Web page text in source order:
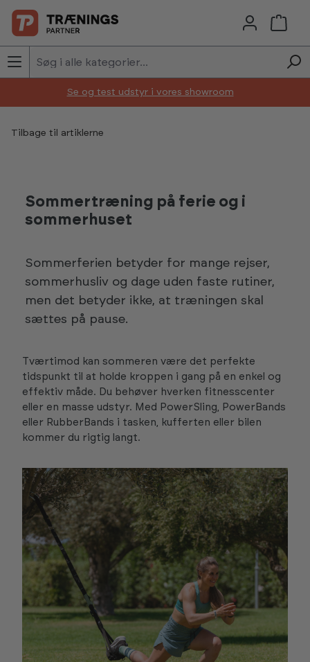
Skip to main content
Se og test udstyr i vores showroom
Tilbage til artiklerne
Sommertræning på ferie og i
sommerhuset
Sommerferien betyder for mange rejser,
sommerhusliv og dage uden faste rutiner,
men det betyder ikke, at træningen skal
sættes på pause.
Tværtimod kan sommeren være det perfekte
tidspunkt til at holde kroppen i gang på en enkel og
effektiv måde. Du behøver hverken fitnesscenter
eller en masse udstyr. Med PowerSling, PowerBands
eller RubberBands i tasken, kufferten eller bilen
kommer du rigtig langt.